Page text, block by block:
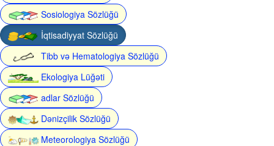
Sosiologiya Sözlüğü
İqtisadiyyat Sözlüğü
Tibb və Hematologiya Sözlüğü
Ekologiya Lüğəti
adlar Sözlüğü
Dənizçilik Sözlüğü
Meteorologiya Sözlüğü